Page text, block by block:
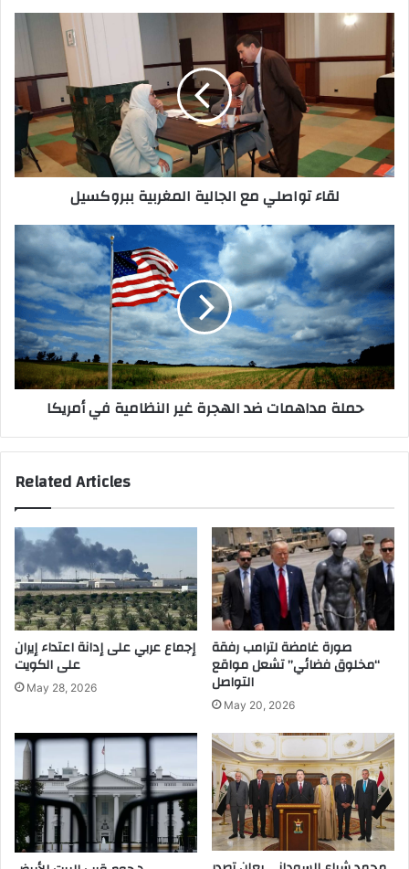
لقاء
تواصلي
الجالية
المغربية
ببروكسيل
لقاء تواصلي مع الجالية المغربية ببروكسيل
مداهمات
ضد
الهجرة
غير
النظامية
في
أمريكا
حملة مداهمات ضد الهجرة غير النظامية في أمريكا
Related Articles
إجماع عربي على إدانة اعتداء إيران
على الكويت
May 28, 2026
صورة غامضة لترامب رفقة
“مخلوق فضائي” تشعل مواقع
التواصل
May 20, 2026